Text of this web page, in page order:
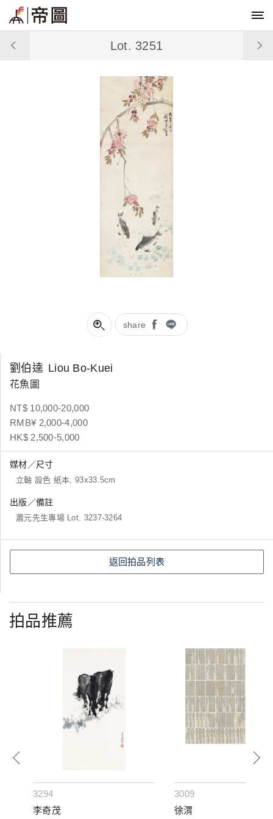
share
Lot. 3251
劉伯逵 Liou Bo-Kuei
花魚圖
NT$ 10,000-20,000
RMB¥ 2,000-4,000
HK$ 2,500-5,000
媒材／尺寸
立軸 設色 紙本, 93x33.5cm
出版／備註
蕭元先生專場 Lot. 3237-3264
返回拍品列表
拍品推薦
3294
李奇茂
3009
徐渭